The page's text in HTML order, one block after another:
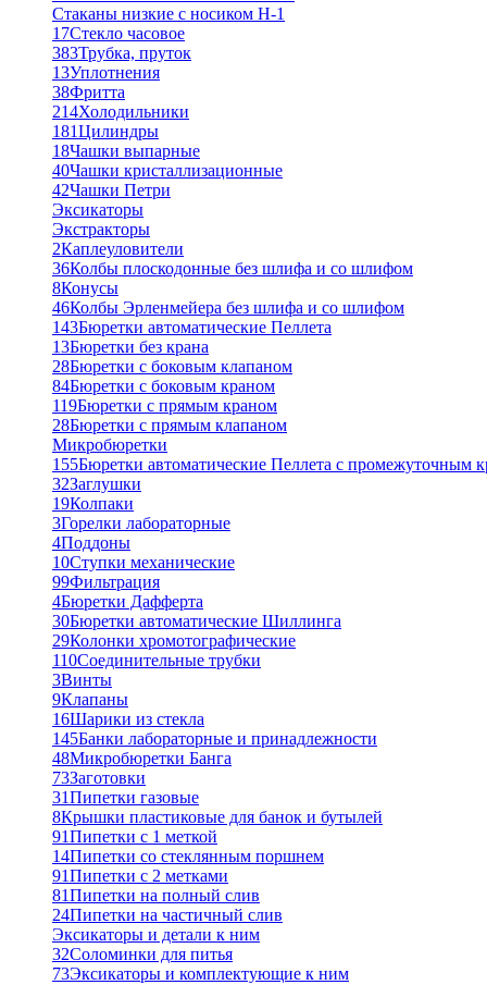
Стаканы низкие с носиком Н-1
17Стекло часовое
383Трубка, пруток
13Уплотнения
38Фритта
214Холодильники
181Цилиндры
18Чашки выпарные
40Чашки кристаллизационные
42Чашки Петри
Эксикаторы
Экстракторы
2Каплеуловители
36Колбы плоскодонные без шлифа и со шлифом
8Конусы
46Колбы Эрленмейера без шлифа и со шлифом
143Бюретки автоматические Пеллета
13Бюретки без крана
28Бюретки с боковым клапаном
84Бюретки с боковым краном
119Бюретки с прямым краном
28Бюретки с прямым клапаном
Микробюретки
155Бюретки автоматические Пеллета с промежуточным
32Заглушки
19Колпаки
3Горелки лабораторные
4Поддоны
10Ступки механические
99Фильтрация
4Бюретки Дафферта
30Бюретки автоматические Шиллинга
29Колонки хромотографические
110Соединительные трубки
3Винты
9Клапаны
16Шарики из стекла
145Банки лабораторные и принадлежности
48Микробюретки Банга
73Заготовки
31Пипетки газовые
8Крышки пластиковые для банок и бутылей
91Пипетки с 1 меткой
14Пипетки со стеклянным поршнем
91Пипетки с 2 метками
81Пипетки на полный слив
24Пипетки на частичный слив
Эксикаторы и детали к ним
32Соломинки для питья
73Эксикаторы и комплектующие к ним